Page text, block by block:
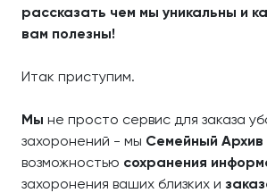
рассказать чем мы уникальны и
вам полезны!
Итак приступим.
Мы не просто сервис для заказа
захоронений - мы Семейный Архив
возможностью сохранения
захоронения ваших близких и